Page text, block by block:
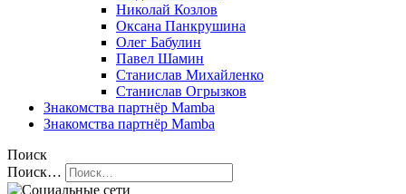
Николай Козлов
Оксана Панкрушина
Олег Бабулин
Павел Шамин
Станислав Михайленко
Станислав Огрызков
Знакомства партнёр Mamba
Знакомства партнёр Mamba
Поиск
Поиск…